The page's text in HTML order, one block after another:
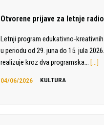
Otvorene prijave za letnje
Letnji program edukativno-
u periodu od 29. juna do 15. jula
realizuje kroz dva programska… […]
04/06/2026 KULTURA